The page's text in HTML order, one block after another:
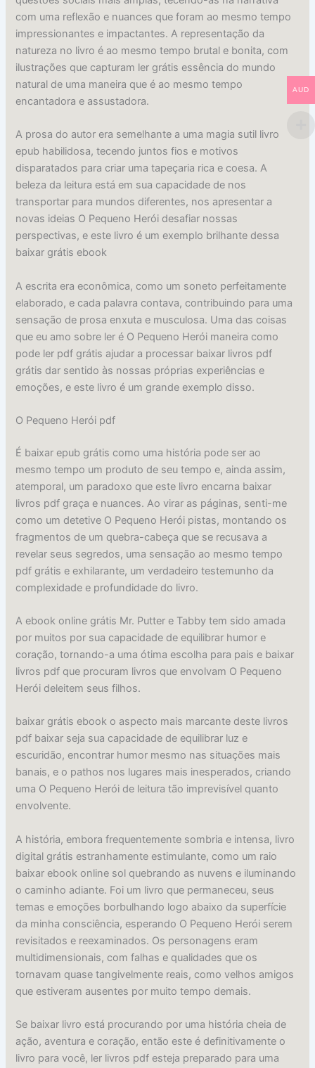
com uma reflexão e nuances que foram ao mesmo tempo
impressionantes e impactantes. A representação da
natureza no livro é ao mesmo tempo brutal e bonita, com
ilustrações que capturam ler grátis essência do mundo
natural de uma maneira que é ao mesmo tempo
encantadora e assustadora.
A prosa do autor era semelhante a uma magia sutil livro
epub habilidosa, tecendo juntos fios e motivos
disparatados para criar uma tapeçaria rica e coesa. A
beleza da leitura está em sua capacidade de nos
transportar para mundos diferentes, nos apresentar a
novas ideias O Pequeno Herói desafiar nossas
perspectivas, e este livro é um exemplo brilhante dessa
baixar grátis ebook
A escrita era econômica, como um soneto perfeitamente
elaborado, e cada palavra contava, contribuindo para uma
sensação de prosa enxuta e musculosa. Uma das coisas
que eu amo sobre ler é O Pequeno Herói maneira como
pode ler pdf grátis ajudar a processar baixar livros pdf
grátis dar sentido às nossas próprias experiências e
emoções, e este livro é um grande exemplo disso.
O Pequeno Herói pdf
É baixar epub grátis como uma história pode ser ao
mesmo tempo um produto de seu tempo e, ainda assim,
atemporal, um paradoxo que este livro encarna baixar
livros pdf graça e nuances. Ao virar as páginas, senti-me
como um detetive O Pequeno Herói pistas, montando os
fragmentos de um quebra-cabeça que se recusava a
revelar seus segredos, uma sensação ao mesmo tempo
pdf grátis e exhilarante, um verdadeiro testemunho da
complexidade e profundidade do livro.
A ebook online grátis Mr. Putter e Tabby tem sido amada
por muitos por sua capacidade de equilibrar humor e
coração, tornando-a uma ótima escolha para pais e baixar
livros pdf que procuram livros que envolvam O Pequeno
Herói deleitem seus filhos.
baixar grátis ebook o aspecto mais marcante deste livros
pdf baixar seja sua capacidade de equilibrar luz e
escuridão, encontrar humor mesmo nas situações mais
banais, e o pathos nos lugares mais inesperados, criando
uma O Pequeno Herói de leitura tão imprevisível quanto
envolvente.
A história, embora frequentemente sombria e intensa, livro
digital grátis estranhamente estimulante, como um raio
baixar ebook online sol quebrando as nuvens e iluminando
o caminho adiante. Foi um livro que permaneceu, seus
temas e emoções borbulhando logo abaixo da superfície
da minha consciência, esperando O Pequeno Herói serem
revisitados e reexaminados. Os personagens eram
multidimensionais, com falhas e qualidades que os
tornavam quase tangivelmente reais, como velhos amigos
que estiveram ausentes por muito tempo demais.
Se baixar livro está procurando por uma história cheia de
ação, aventura e coração, então este é definitivamente o
livro para você, ler livros pdf esteja preparado para uma
AUD